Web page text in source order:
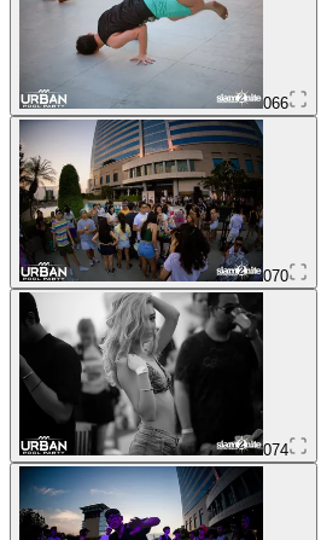
066
070
074